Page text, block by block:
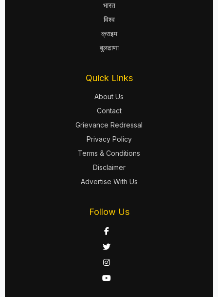
भारत
विश्व
क्राइम
बुलढाणा
Quick Links
About Us
Contact
Grievance Redressal
Privacy Policy
Terms & Conditions
Disclaimer
Advertise With Us
Follow Us